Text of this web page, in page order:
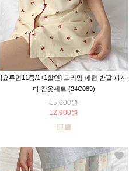
[요루면11종/1+1할인] 드리밍 패턴 반팔 파자
마 잠옷세트 (24C089)
15,000원
12,900원